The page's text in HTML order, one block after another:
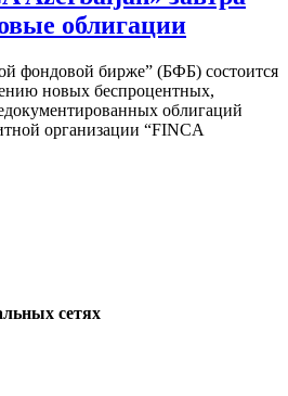
облигации
фондовой бирже” (БФБ) состоится
новых беспроцентных,
облигаций
организации “FINCA
сетях